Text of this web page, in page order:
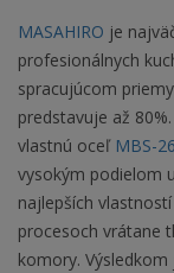
MASAHIRO je
profesionálnych
spracujúcom
predstavuje až
vlastnú oceľ MBS-
vysokým podielom
najlepších
procesoch vrátane
komory.